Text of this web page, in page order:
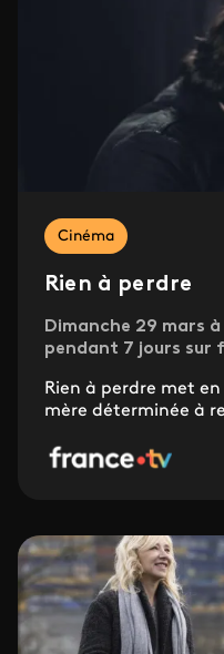
Cinéma
Rien à perdre
Dimanche 29 mars
pendant 7 jours sur
Rien à perdre met
mère déterminée à